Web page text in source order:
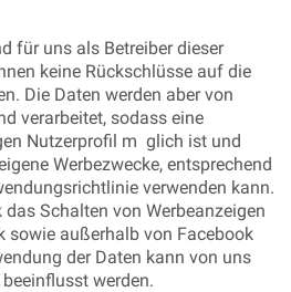
für uns als Betreiber dieser
keine Rückschlüsse auf die
Die Daten werden aber von
verarbeitet, sodass eine
Nutzerprofil m glich ist und
Werbezwecke, entsprechend
verwenden kann.
Schalten von Werbeanzeigen
sowie außerhalb von Facebook
der Daten kann von uns
werden.